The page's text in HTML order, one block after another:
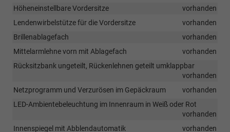
Höheneinstellbare Vordersitze
vorhanden
Lendenwirbelstütze für die Vordersitze
vorhanden
Brillenablagefach
vorhanden
Mittelarmlehne vorn mit Ablagefach
vorhanden
Rücksitzbank ungeteilt, Rückenlehnen geteilt umklappbar
vorhanden
Netzprogramm und Verzurösen im Gepäckraum
vorhanden
LED-Ambientebeleuchtung im Innenraum in Weiß oder Rot
vorhanden
Innenspiegel mit Abblendautomatik
vorhanden